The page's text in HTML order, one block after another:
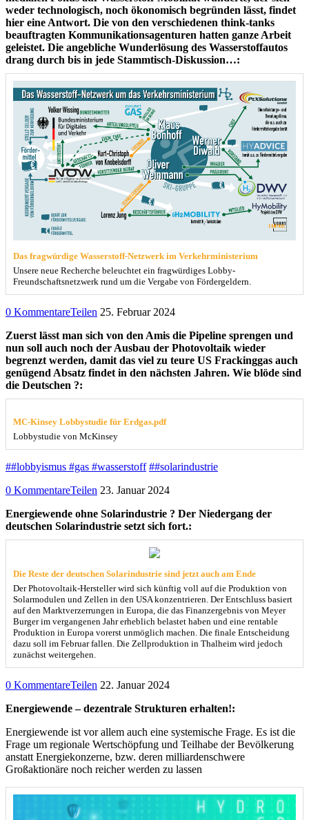
weder technologisch, noch ökonomisch begründen lässt, findet
hier eine Antwort. Die von den verschiedenen think-tanks
beauftragten Kommunikationsagenturen hatten ganze Arbeit
geleistet. Die angebliche Wunderlösung des Wasserstoffautos
drang durch bis in jede Stammtisch-Diskussion…:
Das fragwürdige Wasserstoff-Netzwerk im Verkehrministerium
Unsere neue Recherche beleuchtet ein fragwürdiges Lobby-
Freundschaftsnetzwerk rund um die Vergabe von Fördergeldern.
0 KommentareTeilen 25. Februar 2024
Zuerst lässt man sich von den Amis die Pipeline sprengen und
nun soll auch noch der Ausbau der Photovoltaik wieder
begrenzt werden, damit das viel zu teure US Frackinggas auch
genügend Absatz findet in den nächsten Jahren. Wie blöde sind
die Deutschen ?:
MC-Kinsey Lobbystudie für Erdgas.pdf
Lobbystudie von McKinsey
##lobbyismus #gas #wasserstoff ##solarindustrie
0 KommentareTeilen 23. Januar 2024
Energiewende ohne Solarindustrie ? Der Niedergang der
deutschen Solarindustrie setzt sich fort.:
Die Reste der deutschen Solarindustrie sind jetzt auch am Ende
Der Photovoltaik-Hersteller wird sich künftig voll auf die Produktion von
Solarmodulen und Zellen in den USA konzentrieren. Der Entschluss basiert
auf den Marktverzerrungen in Europa, die das Finanzergebnis von Meyer
Burger im vergangenen Jahr erheblich belastet haben und eine rentable
Produktion in Europa vorerst unmöglich machen. Die finale Entscheidung
dazu soll im Februar fallen. Die Zellproduktion in Thalheim wird jedoch
zunächst weitergehen.
0 KommentareTeilen 22. Januar 2024
Energiewende – dezentrale Strukturen erhalten!:
Energiewende ist vor allem auch eine systemische Frage. Es ist die
Frage um regionale Wertschöpfung und Teilhabe der Bevölkerung
anstatt Energiekonzerne, bzw. deren milliardenschwere
Großaktionäre noch reicher werden zu lassen